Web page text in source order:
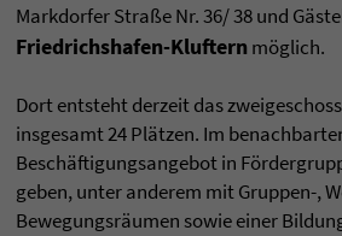
Markdorfer Straße Nr. 36/ 38 und
Friedrichshafen-Kluftern möglich.
Dort entsteht derzeit das
insgesamt 24 Plätzen. Im
Beschäftigungsangebot in
geben, unter anderem mit Gruppen-,
Bewegungsräumen sowie einer